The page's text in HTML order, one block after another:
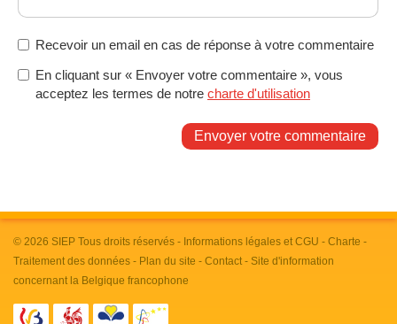
Recevoir un email en cas de réponse à votre commentaire
En cliquant sur « Envoyer votre commentaire », vous
acceptez les termes de notre charte d'utilisation
Envoyer votre commentaire
© 2026 SIEP Tous droits réservés - Informations légales et CGU - Charte -
Traitement des données - Plan du site - Contact- Site d'information
concernant la Belgique francophone